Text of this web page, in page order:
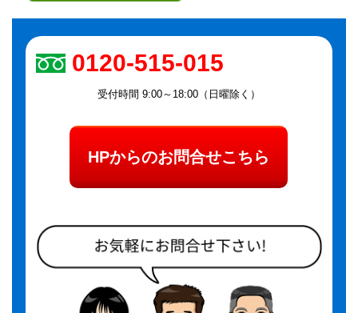
0120-515-015
受付時間 9:00～18:00（日曜除く）
HPからのお問合せこちら